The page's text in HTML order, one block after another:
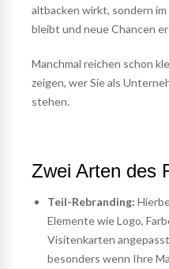
altbacken wirkt, sondern
bleibt und neue Chancen
Manchmal reichen schon
zeigen, wer Sie als
stehen.
Zwei Arten des
Teil-Rebranding:
Elemente wie Logo,
Visitenkarten
besonders wenn Ihre